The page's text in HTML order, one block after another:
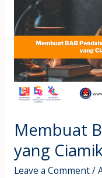
Membuat
yang
Leave a Comment/
BAB
Pendahuluan
yang
Ciamik!